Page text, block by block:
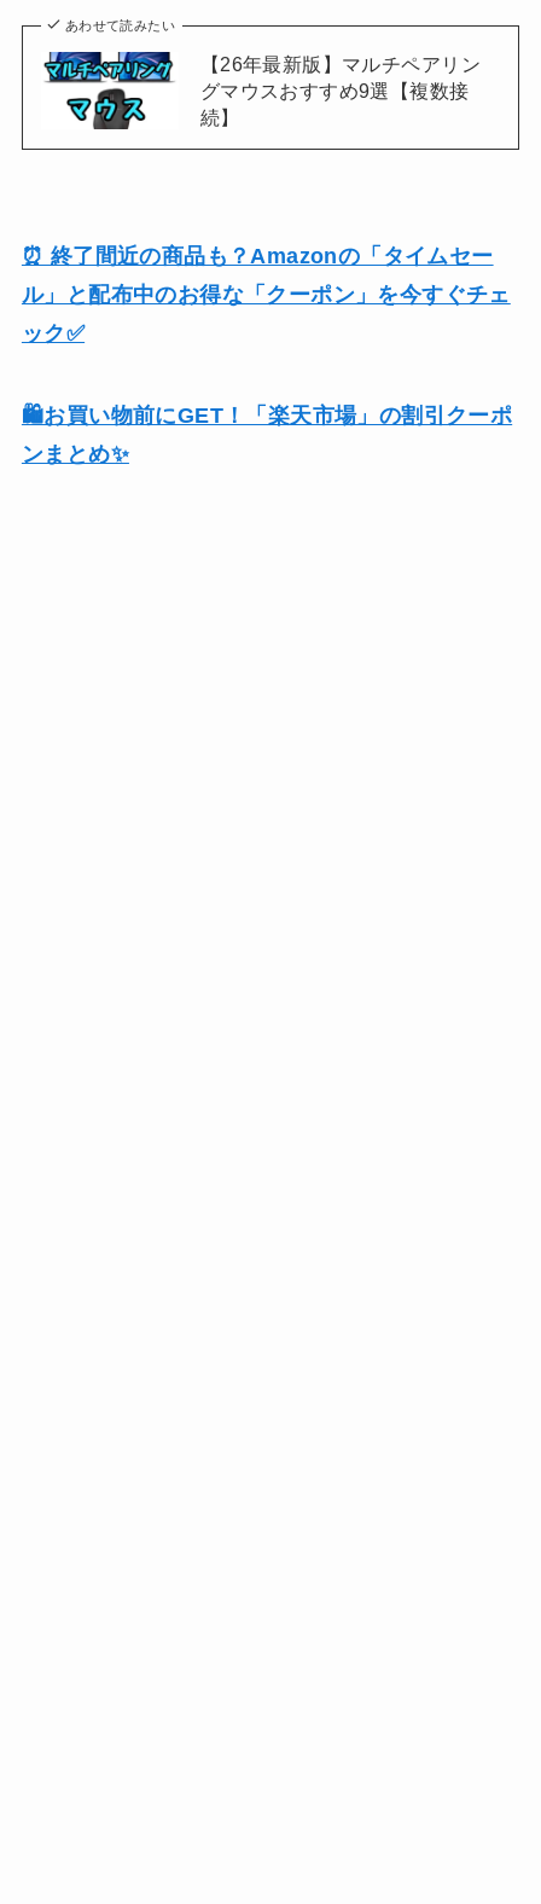
あわせて読みたい
【26年最新版】マルチペアリン
グマウスおすすめ9選【複数接
続】
⏰ 終了間近の商品も？Amazonの「タイムセー
ル」と配布中のお得な「クーポン」を今すぐチェ
ック✅
🛍️お買い物前にGET！「楽天市場」の割引クーポ
ンまとめ✨